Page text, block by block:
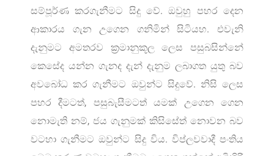
සම්පූර්ණ කරගැනීමට සිදු වේ. ඔවුහු පහර දෙන
ආකාරය ගැන උගෙන ගනිමින් සිටියහ. එවැනි
දැනුමට අමතරව ක්‍රමානුකූල ලෙස පසුබසින්නේ
කෙසේද යන්න ගැනද දැන් දැනුම ලබාගත යුතු බව
අවබෝධ කර ගැනීමට ඔවුන්ට සිදුවේ. නිසි ලෙස
පහර දීමටත්, පසුබැසීමටත් යමක් උගෙන ගෙන
නොමැති නම්, ජය ගැනුමක් කිසිසේත් නොවන බව
වටහා ගැනීමට ඔවුන්ට සිදු විය. විප්ලවවාදී පංතිය